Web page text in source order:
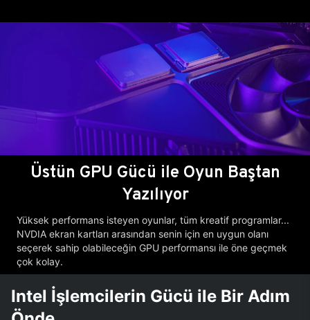
Üstün GPU Gücü ile Oyun Baştan
Yazılıyor
Yüksek performans isteyen oyunlar, tüm kreatif programlar...
NVDIA ekran kartları arasından senin için en uygun olanı
seçerek sahip olabileceğin GPU performansı ile öne geçmek
çok kolay.
Intel İşlemcilerin Gücü ile Bir Adım